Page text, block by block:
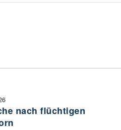
nach flüchtigen